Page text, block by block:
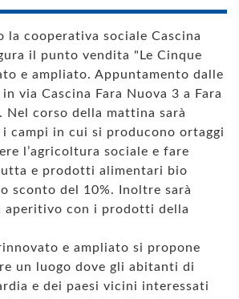
la cooperativa sociale Cascina
il punto vendita "Le Cinque
e ampliato. Appuntamento dalle
via Cascina Fara Nuova 3 a Fara
Nel corso della mattina sarà
campi in cui si producono ortaggi
l’agricoltura sociale e fare
e prodotti alimentari bio
sconto del 10%. Inoltre sarà
con i prodotti della
e ampliato si propone
un luogo dove gli abitanti di
e dei paesi vicini interessati